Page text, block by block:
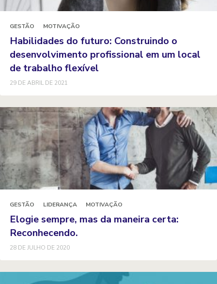
GESTÃO MOTIVAÇÃO
Habilidades do futuro: Construindo o
desenvolvimento profissional em um local
de trabalho flexível
29 DE ABRIL DE 2021
GESTÃO LIDERANÇA MOTIVAÇÃO
Elogie sempre, mas da maneira certa:
Reconhecendo.
28 DE JULHO DE 2020